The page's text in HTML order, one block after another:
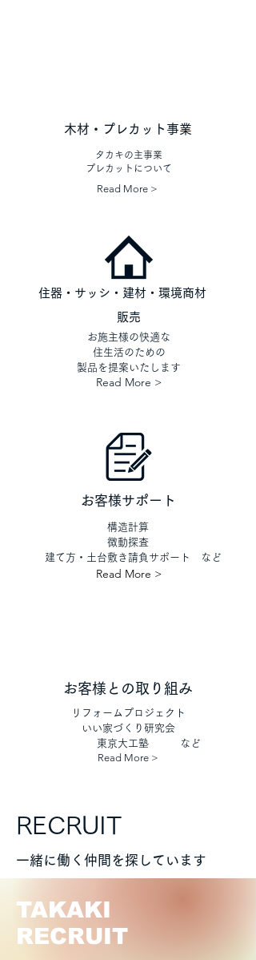
木材・​プレカット事業
タカキの主事業
​プレカットについて
Read More >
住器・サッシ・建材・環境商材
​販売
お施主様の快適な
住生活のための
製品を提案いたします
Read More >
お客様サポート
構造計算
微動探査
​建て方・土台敷き請負サポート など
Read More >
お客様との取り組み
リフォームプロジェクト
いい家づくり研究会
​ 東京大工塾 など
Read More >
RECRUIT
一緒に働く仲間を探しています
TAKAKI
RECRUIT